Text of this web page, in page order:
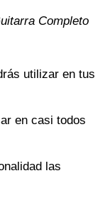
Completo
utilizar en tus
en casi todos
las